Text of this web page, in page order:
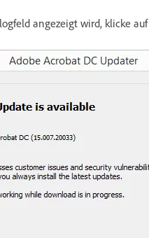
angezeigt wird, klicke auf